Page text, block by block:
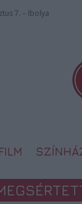
7. – Ibolya
FILM